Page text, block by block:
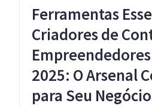
Ferramentas
Criadores de
2025: O Arsenal
para Seu